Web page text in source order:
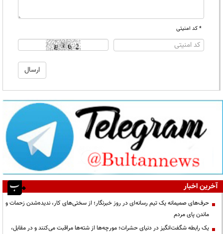
* کد امنیتی
آخرین اخبار
حرف‌های صمیمانه یک تیم رسانه‌ای در روز خبرنگار؛ از سختی‌های کار، ندیده‌شدن زحمات و
ماندن پای مردم
یک رابطه شگفت‌انگیز در دنیای حشرات؛ مورچه‌ها از شته‌ها مراقبت می‌کنند و در مقابل،